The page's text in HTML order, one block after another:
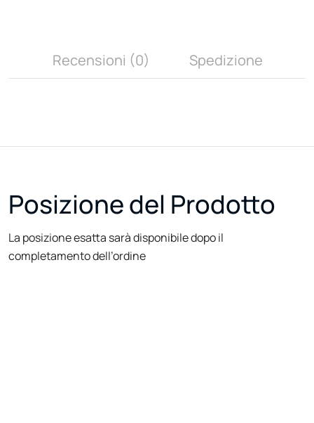
Recensioni (0) Spedizione
Posizione del Prodotto
La posizione esatta sarà disponibile dopo il
completamento dell’ordine